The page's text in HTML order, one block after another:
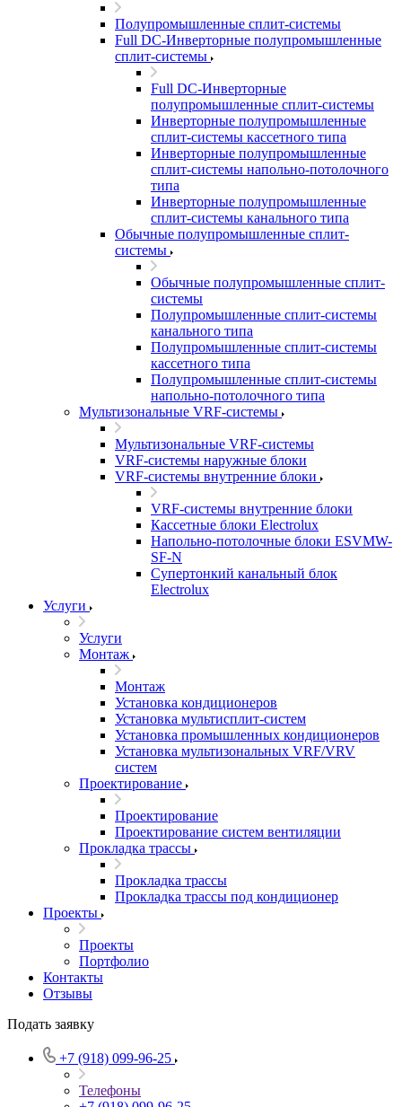
Полупромышленные сплит-системы
Full DC-Инверторные полупромышленные
сплит-системы
Full DC-Инверторные
полупромышленные сплит-системы
Инверторные полупромышленные
сплит-системы кассетного типа
Инверторные полупромышленные
сплит-системы напольно-потолочного
типа
Инверторные полупромышленные
сплит-системы канального типа
Обычные полупромышленные сплит-
системы
Обычные полупромышленные сплит-
системы
Полупромышленные сплит-системы
канального типа
Полупромышленные сплит-системы
кассетного типа
Полупромышленные сплит-системы
напольно-потолочного типа
Мультизональные VRF-системы
Мультизональные VRF-системы
VRF-системы наружные блоки
VRF-системы внутренние блоки
VRF-системы внутренние блоки
Кассетные блоки Electrolux
Напольно-потолочные блоки ESVMW-
SF-N
Супертонкий канальный блок
Electrolux
Услуги
Услуги
Монтаж
Монтаж
Установка кондиционеров
Установка мультисплит-систем
Установка промышленных кондиционеров
Установка мультизональных VRF/VRV
систем
Проектирование
Проектирование
Проектирование систем вентиляции
Прокладка трассы
Прокладка трассы
Прокладка трассы под кондиционер
Проекты
Проекты
Портфолио
Контакты
Отзывы
Подать заявку
+7 (918) 099-96-25
Телефоны